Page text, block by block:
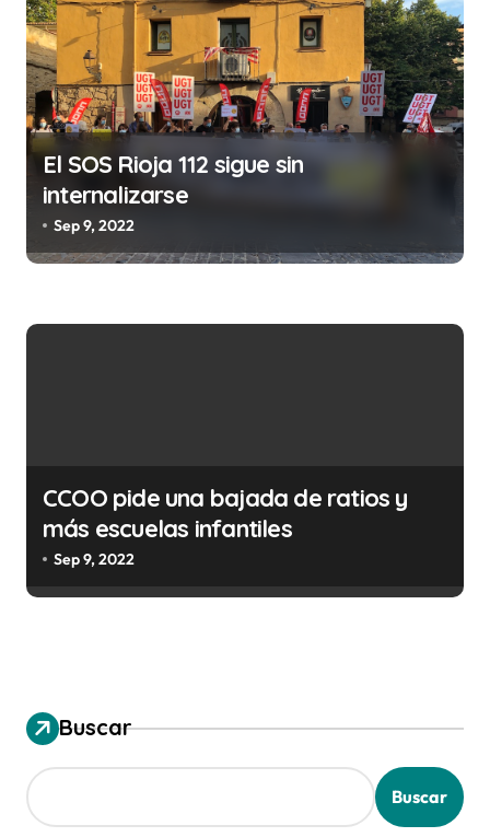
a
d
a
s
El SOS Rioja 112 sigue sin
internalizarse
Sep 9, 2022
CCOO pide una bajada de ratios y
más escuelas infantiles
Sep 9, 2022
Buscar
Buscar